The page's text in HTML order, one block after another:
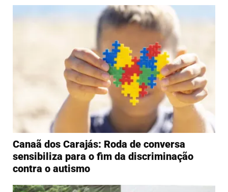
Canaã dos Carajás: Roda de conversa
sensibiliza para o fim da discriminação
contra o autismo